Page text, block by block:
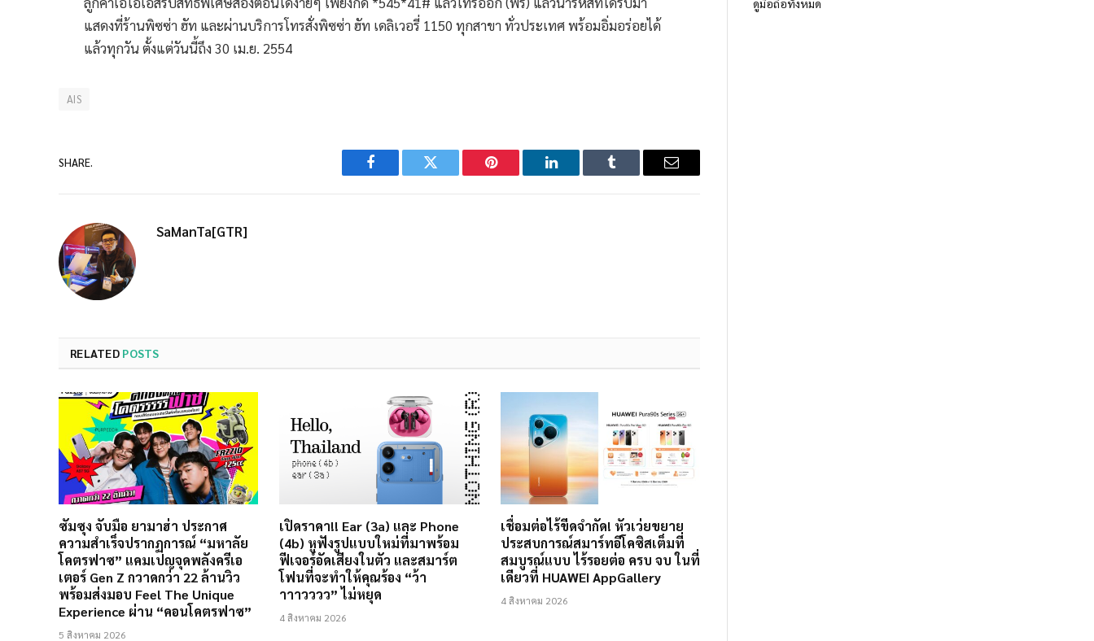
แสดงที่ร้านพิซซ่า ฮัท และผ่านบริการโทรสั่งพิซซ่า ฮัท เดลิเวอรี่ 1150 ทุกสาขา ทั่วประเทศ พร้อมอิ่มอร่อยได้
แล้วทุกวัน ตั้งแต่วันนี้ถึง 30 เม.ย. 2554
AIS
SHARE.
Facebook Twitter Pinterest LinkedIn Tumblr Email
SaManTa[GTR]
RELATED POSTS
ซัมซุง จับมือ ยามาฮ่า ประกาศ
ความสำเร็จปรากฏการณ์ “มหาลัย
โคตรฟาซ” แคมเปญจุดพลังครีเอ
เตอร์ Gen Z กวาดกว่า 22 ล้านวิว
พร้อมส่งมอบ Feel The Unique
Experience ผ่าน “คอนโคตรฟาซ”
5 สิงหาคม 2026
เปิดราคา!! Ear (3a) และ Phone
(4b) หูฟังรูปแบบใหม่ที่มาพร้อม
ฟีเจอร์อัดเสียงในตัว และสมาร์ต
โฟนที่จะทำให้คุณร้อง “ว้า
าาาวววว” ไม่หยุด
4 สิงหาคม 2026
เชื่อมต่อไร้ขีดจำกัด! หัวเว่ยขยาย
ประสบการณ์สมาร์ทอีโคซิสเต็มที่
สมบูรณ์แบบ ไร้รอยต่อ ครบ จบ ในที่
เดียวที่ HUAWEI AppGallery
4 สิงหาคม 2026
ดูมือถือทั้งหมด